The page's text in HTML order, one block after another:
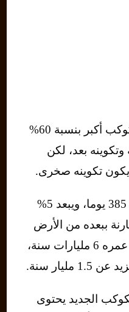
وقالت ناسا NASA إن الكوكب أكبر بنسبة 60%
بعد، لكن
يكون تكوينه صخرى.
وأضافت الوكالة أن مداره 385 يوما، ويبعد 5%
ببعده من الأرض
والشمس، مشيرة إلى أن عمره 6 مليارات سنة،
سنة.
الجديد يحتوى